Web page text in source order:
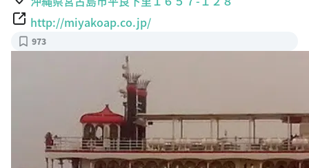
http://miyakoap.co.jp/
973